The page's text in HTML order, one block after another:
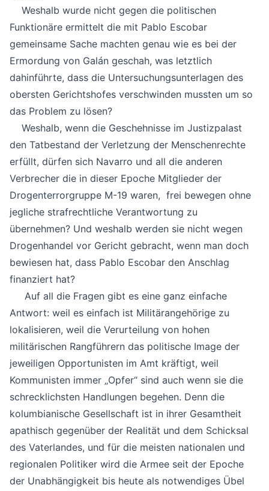
Weshalb wurde nicht gegen die politischen
Funktionäre ermittelt die mit Pablo Escobar
gemeinsame Sache machten genau wie es bei der
Ermordung von Galán geschah, was letztlich
dahinführte, dass die Untersuchungsunterlagen des
obersten Gerichtshofes verschwinden mussten um so
das Problem zu lösen?
Weshalb, wenn die Geschehnisse im Justizpalast
den Tatbestand der Verletzung der Menschenrechte
erfüllt, dürfen sich Navarro und all die anderen
Verbrecher die in dieser Epoche Mitglieder der
Drogenterrorgruppe M-19 waren, frei bewegen ohne
jegliche strafrechtliche Verantwortung zu
übernehmen? Und weshalb werden sie nicht wegen
Drogenhandel vor Gericht gebracht, wenn man doch
bewiesen hat, dass Pablo Escobar den Anschlag
finanziert hat?
Auf all die Fragen gibt es eine ganz einfache
Antwort: weil es einfach ist Militärangehörige zu
lokalisieren, weil die Verurteilung von hohen
militärischen Rangführern das politische Image der
jeweiligen Opportunisten im Amt kräftigt, weil
Kommunisten immer „Opfer“ sind auch wenn sie die
schrecklichsten Handlungen begehen. Denn die
kolumbianische Gesellschaft ist in ihrer Gesamtheit
apathisch gegenüber der Realität und dem Schicksal
des Vaterlandes, und für die meisten nationalen und
regionalen Politiker wird die Armee seit der Epoche
der Unabhängigkeit bis heute als notwendiges Übel